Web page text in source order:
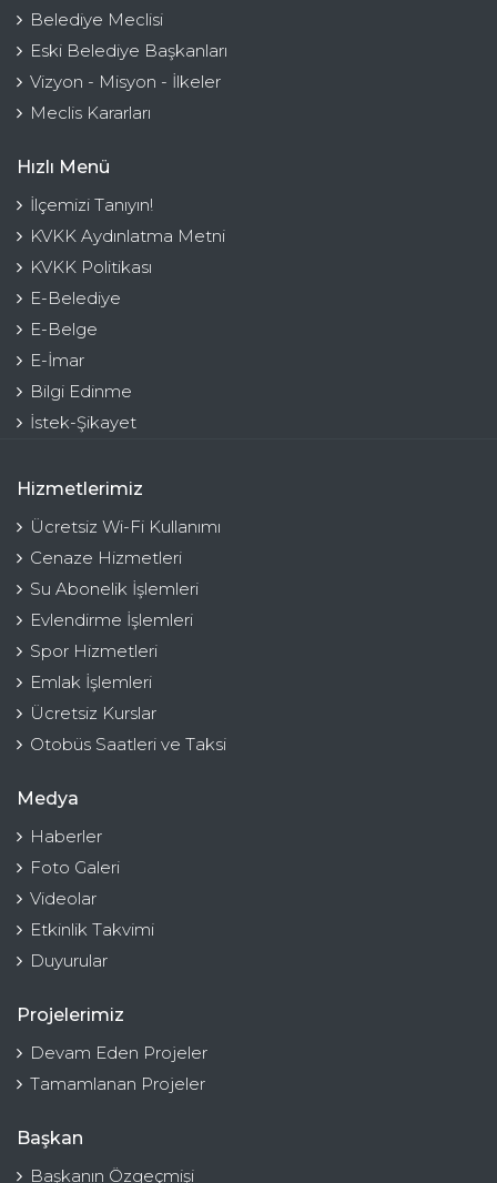
Belediye Meclisi
Eski Belediye Başkanları
Vizyon - Misyon - İlkeler
Meclis Kararları
Hızlı Menü
İlçemizi Tanıyın!
KVKK Aydınlatma Metni
KVKK Politikası
E-Belediye
E-Belge
E-İmar
Bilgi Edinme
İstek-Şikayet
Hizmetlerimiz
Ücretsiz Wi-Fi Kullanımı
Cenaze Hizmetleri
Su Abonelik İşlemleri
Evlendirme İşlemleri
Spor Hizmetleri
Emlak İşlemleri
Ücretsiz Kurslar
Otobüs Saatleri ve Taksi
Medya
Haberler
Foto Galeri
Videolar
Etkinlik Takvimi
Duyurular
Projelerimiz
Devam Eden Projeler
Tamamlanan Projeler
Başkan
Başkanın Özgeçmişi